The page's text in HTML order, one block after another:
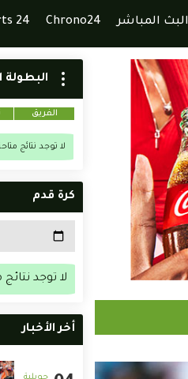
البث المباشر Chrono24
24
البطولة
الفريق
لا توجد نتائج
كرة قدم
لا توجد
أخر الأخبار